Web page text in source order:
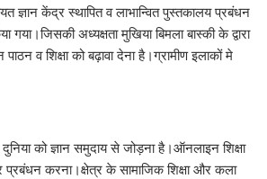
केंद्र स्थापित व लाभान्वित पुस्तकालय प्रबंधन
अध्यक्षता मुखिया बिमला बास्की के द्वारा
व शिक्षा को बढ़ावा देना है।ग्रामीण इलाकों मे
को ज्ञान समुदाय से जोड़ना है।ऑनलाइन शिक्षा
करना।क्षेत्र के सामाजिक शिक्षा और कला